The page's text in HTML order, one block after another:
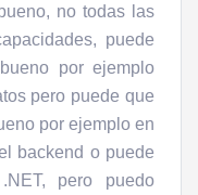
no todas las
puede
por ejemplo
pero puede que
por ejemplo en
backend o puede
pero puedo